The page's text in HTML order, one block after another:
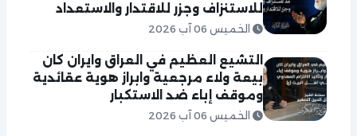
للاستنزاف وجزر للاقتدار والاستعداد
الخميس 06 آب 2026
التشيع العظيم في العراق وايران كان
بيعة ولاء مرجعية وابراز هوية عقائدية
وموقف إباء ضد الاستكبار
الخميس 06 آب 2026